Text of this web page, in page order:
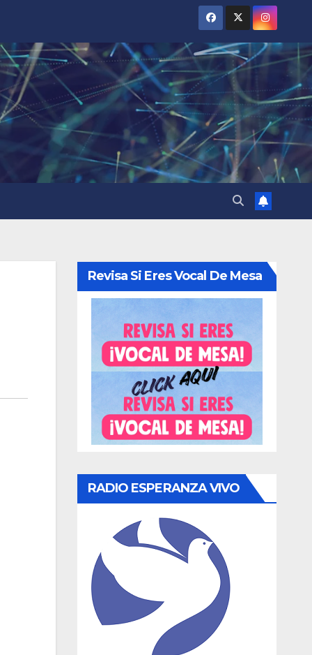
Revisa Si Eres Vocal De Mesa
RADIO ESPERANZA VIVO